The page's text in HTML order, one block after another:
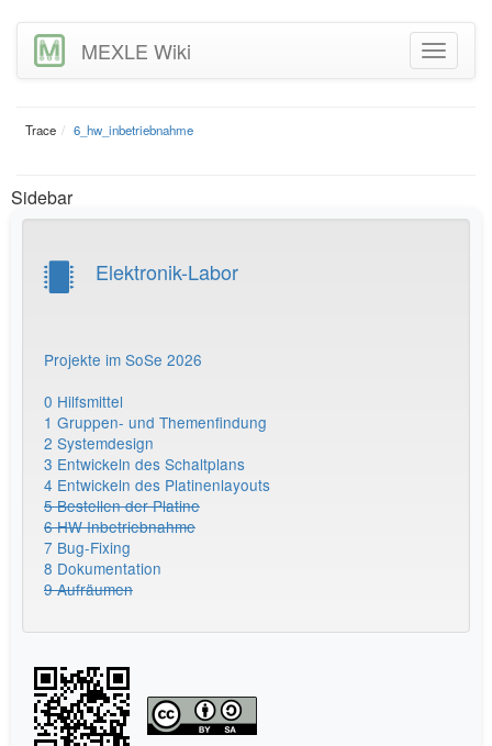
MEXLE Wiki
Trace 6_hw_inbetriebnahme
Sidebar
Elektronik-Labor
Projekte im SoSe 2026
0 Hilfsmittel
1 Gruppen- und Themenfindung
2 Systemdesign
3 Entwickeln des Schaltplans
4 Entwickeln des Platinenlayouts
5 Bestellen der Platine
6 HW Inbetriebnahme
7 Bug-Fixing
8 Dokumentation
9 Aufräumen